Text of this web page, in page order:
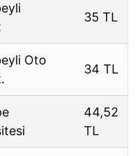
35 TL
Oto
34 TL
44,52
TL